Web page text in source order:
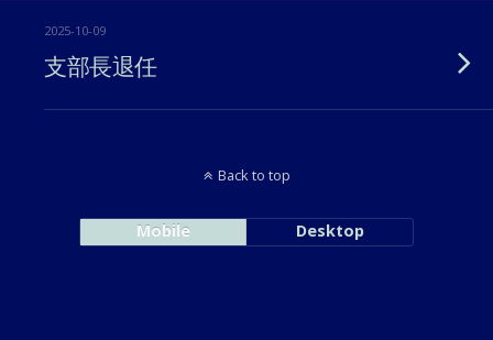
2025-10-09
支部長退任
Back to top
Mobile Desktop